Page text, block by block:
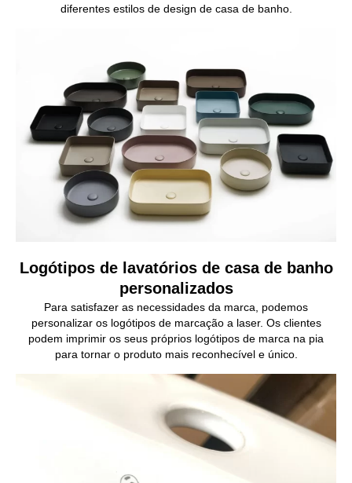
diferentes estilos de design de casa de banho.
Logótipos de lavatórios de casa de banho
personalizados
Para satisfazer as necessidades da marca, podemos
personalizar os logótipos de marcação a laser. Os clientes
podem imprimir os seus próprios logótipos de marca na pia
para tornar o produto mais reconhecível e único.